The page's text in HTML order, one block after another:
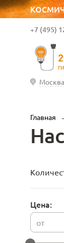
+7 (495)
Москва
Главная
Цена:
от